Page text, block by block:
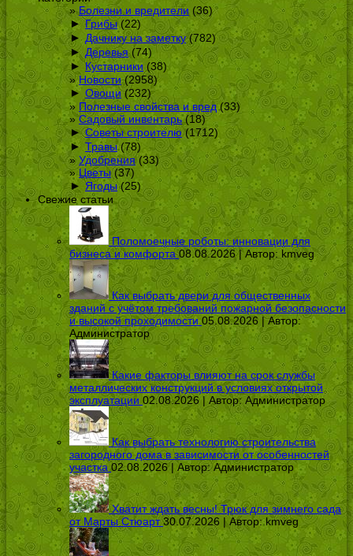
Болезни и вредители (36)
► Грибы(22)
► Дачнику на заметку(782)
► Деревья(74)
► Кустарники (38)
Новости(2958)
► Овощи(232)
Полезные свойства и вред(33)
Садовый инвентарь(18)
► Советы строителю(1712)
► Травы(78)
Удобрения (33)
Цветы(37)
► Ягоды(25)
Свежие статьи
Поломоечные роботы: инновации для
бизнеса и комфорта 08.08.2026 | Автор: kmveg
Как выбрать двери для общественных
зданий с учётом требований пожарной безопасности
и высокой проходимости 05.08.2026 | Автор:
Администратор
Какие факторы влияют на срок службы
металлических конструкций в условиях открытой
эксплуатации 02.08.2026 | Автор: Администратор
Как выбрать технологию строительства
загородного дома в зависимости от особенностей
участка 02.08.2026 | Автор:Администратор
Хватит ждать весны! Трюк для зимнего сада
от Марты Стюарт 30.07.2026 | Автор:kmveg